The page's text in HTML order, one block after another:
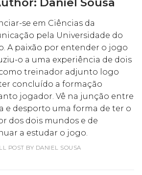
se em Ciências da
pela Universidade do
A paixão por entender o jogo
o a uma experiência de dois
treinador adjunto logo
concluído a formação
jogador. Vê na junção entre
e desporto uma forma de ter o
dos dois mundos e de
a estudar o jogo.
POST BY DANIEL SOUSA